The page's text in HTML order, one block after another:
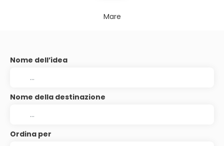
Mare
Nome dell’idea
Nome della destinazione
Ordina per